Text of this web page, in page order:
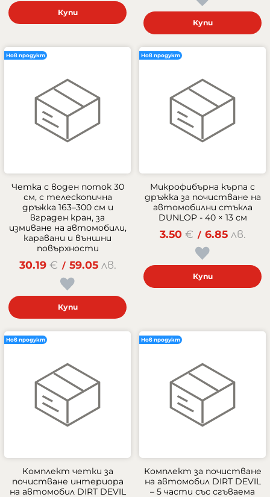
Купи
Купи
Четка с воден поток 30
см, с телескопична
дръжка 163–300 см и
вграден кран, за
измиване на автомобили,
каравани и външни
повърхности
30.19 € / 59.05 лв.
Купи
Нов продукт
Микрофибърна кърпа с
дръжка за почистване на
автомобилни стъкла
DUNLOP - 40 × 13 см
3.50 € / 6.85 лв.
Купи
Нов продукт
Комплект четки за
почистване интериора
на автомобил DIRT DEVIL
Нов продукт
Комплект за почистване
на автомобил DIRT DEVIL
– 5 части със сгъваема
Нов продукт